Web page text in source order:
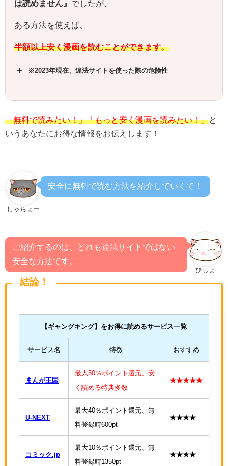
は読めません』 でしたが、
ある方法を使えば、
半額以上安く漫画を読むことができます。
※2023年現在、違法サイトを使った際の危険性
「無料で読みたい！」「もっと安く漫画を読みたい！」と
いうあなたにお得な情報をお伝えします！
しゃちょー
安全に無料で読む方法を紹介していくで！
ひしょ
ご紹介するのは、どれも違法サイトではない
安全な方法です。
結論！
【 ギャングキング】をお得に読めるサービス一覧
サービス名 特徴 おすすめ
まんが王国
最大50％ポイント還元、安
く読める特典多数
★★★★★
U-NEXT
最大40％ポイント還元、無
料登録時600pt
★★★★
コミック.jp
最大10％ポイント還元、無
料登録時1350pt
★★★★